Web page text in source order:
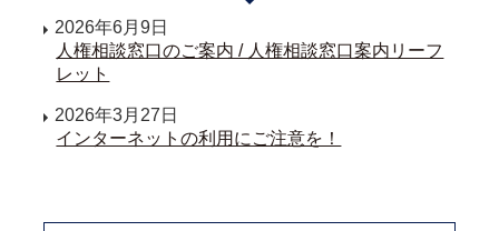
2026年6月9日
人権相談窓口のご案内 / 人権相談窓口案内リーフ
レット
2026年3月27日
インターネットの利用にご注意を！